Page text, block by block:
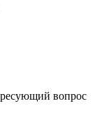
вопрос